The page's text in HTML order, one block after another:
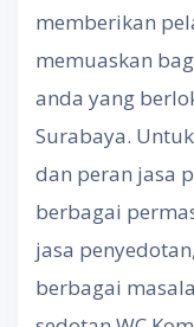
memberikan
memuaskan
anda yang
Surabaya.
dan peran jasa
berbagai
jasa
berbagai